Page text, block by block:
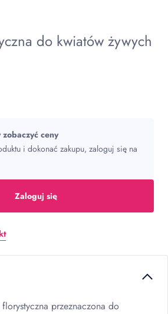
do kwiatów żywych
ceny
i dokonać zakupu, zaloguj się na
Zaloguj się
przeznaczona do